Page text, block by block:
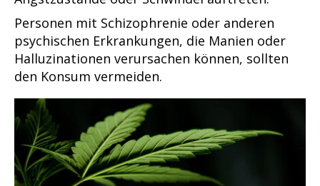
Personen mit Schizophrenie oder anderen
psychischen Erkrankungen, die Manien oder
Halluzinationen verursachen können, sollten
den Konsum vermeiden.